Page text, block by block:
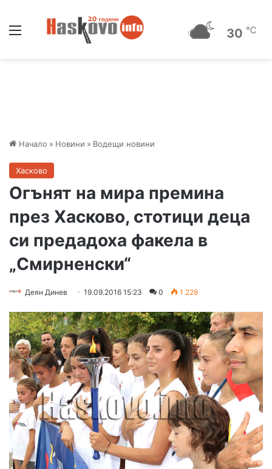
30 ℃
Начало » Новини » Водещи новини
Хасково
Огънят на мира премина
през Хасково, стотици деца
си предадоха факела в
„Смирненски“
Деян Динев 19.09.2016 15:23 0 1 228